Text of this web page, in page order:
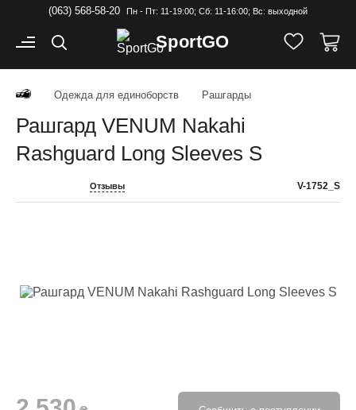
(063) 568-58-20 Пн - Пт: 11-19:00; Cб: 11-16:00; Вс: выходной
SportGO
Одежда для единоборств Рашгарды
Рашгард VENUM Nakahi
Rashguard Long Sleeves S
Отзывы V-1752_S